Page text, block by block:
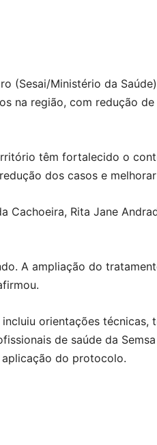
(Sesai/Ministério da
na região, com redução
têm fortalecido o
dos casos e
Cachoeira, Rita Jane
A ampliação do
orientações técnicas,
de saúde da
aplicação do protocolo.